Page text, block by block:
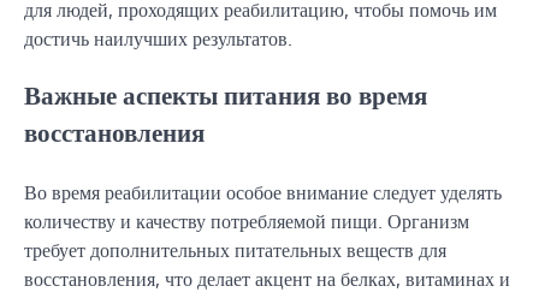
для людей, проходящих реабилитацию, чтобы помочь им
достичь наилучших результатов.
Важные аспекты питания во время
восстановления
Во время реабилитации особое внимание следует уделять
количеству и качеству потребляемой пищи. Организм
требует дополнительных питательных веществ для
восстановления, что делает акцент на белках, витаминах и